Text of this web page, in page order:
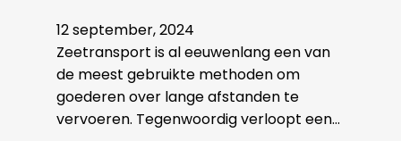
12 september, 2024
Zeetransport is al eeuwenlang een van
de meest gebruikte methoden om
goederen over lange afstanden te
vervoeren. Tegenwoordig verloopt een…